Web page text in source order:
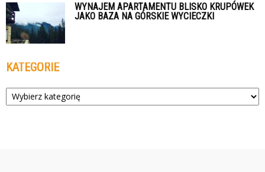
WYNAJEM APARTAMENTU BLISKO KRUPÓWEK
JAKO BAZA NA GÓRSKIE WYCIECZKI
KATEGORIE
Kategorie